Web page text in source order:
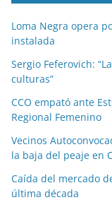
Loma Negra opera
instalada
Sergio Feferovich:
culturas”
CCO empató ante
Regional Femenino
Vecinos
la baja del peaje en
Caída del mercado
última década